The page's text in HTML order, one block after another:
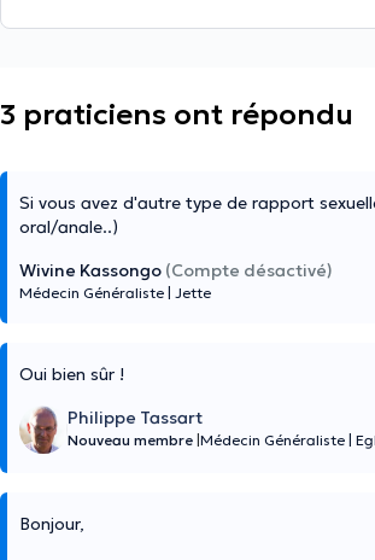
3 praticiens ont répondu
Si vous avez d'autre type de rapport
oral/anale..)
Wivine Kassongo (Compte désactivé)
Médecin Généraliste Jette
Oui bien sûr !
Philippe Tassart
Nouveau membre Médecin Généraliste
Bonjour,